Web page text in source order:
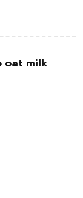
oat milk